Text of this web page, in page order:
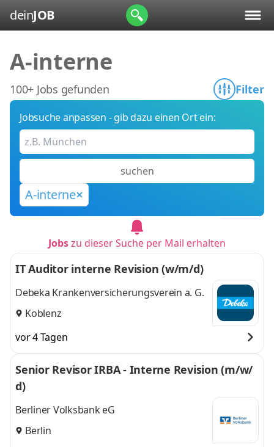
deinJOB
A-interne
100+ Jobs gefunden Filter
Jobsuche anpassen - gib dazu einen Ort ein:
suchen
A-interne
Jobszu dieser Suche per Mail erhalten
IT Auditor interne Revision (w/m/d)
Debeka Krankenversicherungsverein a. G.
Koblenz
vor 4 Tagen
Senior Revisor IRBA - Interne Revision (m/w/
d)
Berliner Volksbank eG
Berlin